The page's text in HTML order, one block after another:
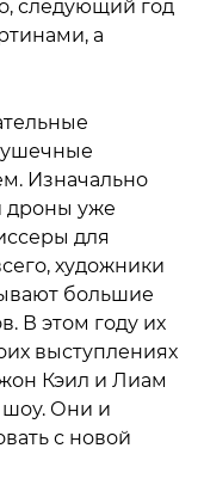
следующий год
а
Изначально
дроны уже
для
художники
большие
В этом году их
выступлениях
Кэил и Лиам
шоу. Они и
с новой